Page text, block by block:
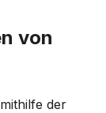
von
der